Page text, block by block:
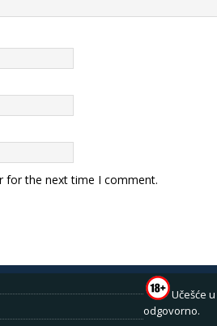
for the next time I comment.
Učešće
odgovorno.